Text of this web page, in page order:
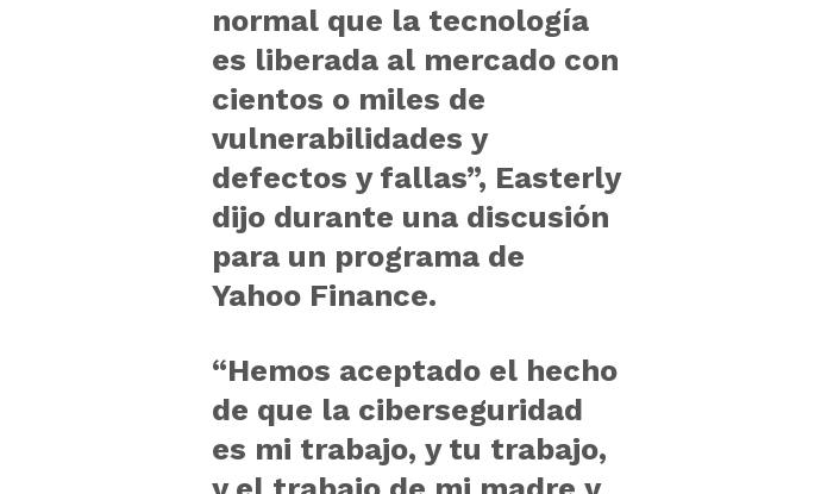
normal que la tecnología
es liberada al mercado con
cientos o miles de
vulnerabilidades y
defectos y fallas”, Easterly
dijo durante una discusión
para un programa de
Yahoo Finance.
“Hemos aceptado el hecho
de que la ciberseguridad
es mi trabajo, y tu trabajo,